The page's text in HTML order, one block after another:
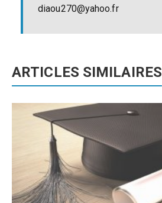
diaou270@yahoo.fr
ARTICLES SIMILAIRES